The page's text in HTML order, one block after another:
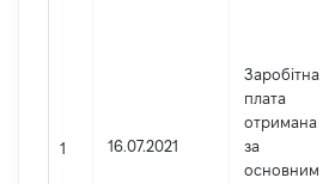
1 16.07.2021
Заробітна
плата
отримана
за
основним